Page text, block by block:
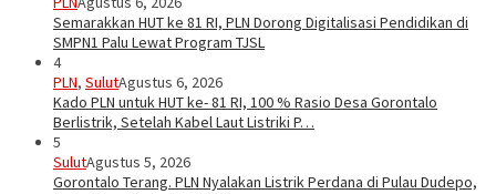
Semarakkan HUT ke 81 RI, PLN Dorong Digitalisasi Pendidikan di
SMPN1 Palu Lewat Program TJSL
4
PLN, SulutAgustus 6, 2026
Kado PLN untuk HUT ke- 81 RI, 100 % Rasio Desa Gorontalo
Berlistrik, Setelah Kabel Laut Listriki P…
5
SulutAgustus 5, 2026
Gorontalo Terang. PLN Nyalakan Listrik Perdana di Pulau Dudepo,